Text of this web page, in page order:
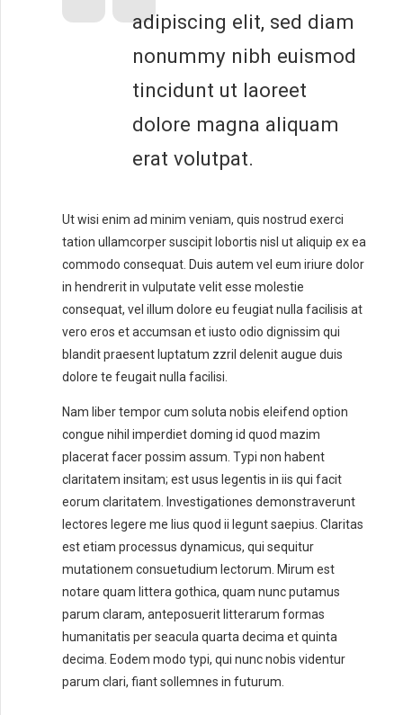
adipiscing elit, sed diam
nonummy nibh euismod
tincidunt ut laoreet
dolore magna aliquam
erat volutpat.
Ut wisi enim ad minim veniam, quis nostrud exerci
tation ullamcorper suscipit lobortis nisl ut aliquip ex ea
commodo consequat. Duis autem vel eum iriure dolor
in hendrerit in vulputate velit esse molestie
consequat, vel illum dolore eu feugiat nulla facilisis at
vero eros et accumsan et iusto odio dignissim qui
blandit praesent luptatum zzril delenit augue duis
dolore te feugait nulla facilisi.
Nam liber tempor cum soluta nobis eleifend option
congue nihil imperdiet doming id quod mazim
placerat facer possim assum. Typi non habent
claritatem insitam; est usus legentis in iis qui facit
eorum claritatem. Investigationes demonstraverunt
lectores legere me lius quod ii legunt saepius. Claritas
est etiam processus dynamicus, qui sequitur
mutationem consuetudium lectorum. Mirum est
notare quam littera gothica, quam nunc putamus
parum claram, anteposuerit litterarum formas
humanitatis per seacula quarta decima et quinta
decima. Eodem modo typi, qui nunc nobis videntur
parum clari, fiant sollemnes in futurum.